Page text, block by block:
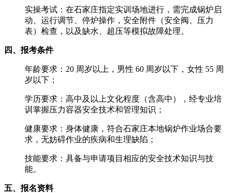
实操考试：在石家庄指定实训场地进行，需完成锅炉启
动、运行调节、停炉操作，安全附件（安全阀、压力
表）检查，以及缺水、超压等模拟故障处理。
四、报考条件
年龄要求：20 周岁以上，男性 60 周岁以下，女性 55 周
岁以下；
学历要求：高中及以上文化程度（含高中），经专业培
训掌握压力容器安全技术和管理知识；
健康要求：身体健康，符合石家庄本地锅炉作业场合要
求，无妨碍作业的疾病和生理缺陷；
技能要求：具备与申请项目相应的安全技术知识与技
能。
五、报名资料